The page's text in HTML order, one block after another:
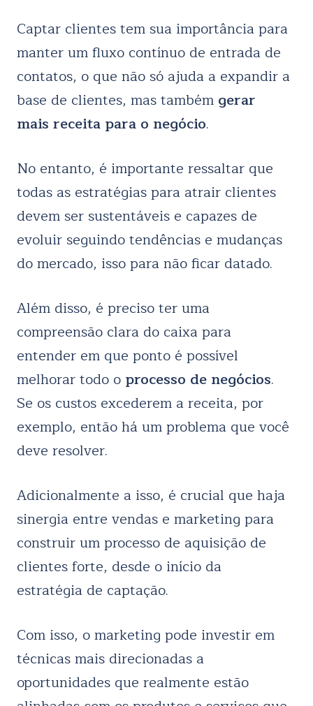
Captar clientes tem sua importância para
manter um fluxo contínuo de entrada de
contatos, o que não só ajuda a expandir a
base de clientes, mas também gerar
mais receita para o negócio.
No entanto, é importante ressaltar que
todas as estratégias para atrair clientes
devem ser sustentáveis e capazes de
evoluir seguindo tendências e mudanças
do mercado, isso para não ficar datado.
Além disso, é preciso ter uma
compreensão clara do caixa para
entender em que ponto é possível
melhorar todo o processo de negócios.
Se os custos excederem a receita, por
exemplo, então há um problema que você
deve resolver.
Adicionalmente a isso, é crucial que haja
sinergia entre vendas e marketing para
construir um processo de aquisição de
clientes forte, desde o início da
estratégia de captação.
Com isso, o marketing pode investir em
técnicas mais direcionadas a
oportunidades que realmente estão